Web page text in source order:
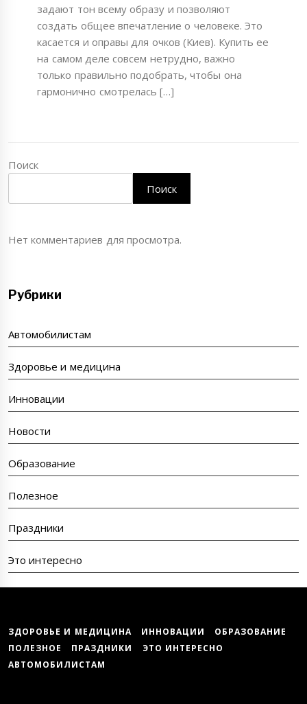
задают тон всему образу и позволяют
создать общее впечатление о человеке. Это
касается и оправы для очков (Киев). Купить ее
на самом деле совсем нетрудно, важно
только правильно подобрать, чтобы она
гармонично смотрелась […]
Поиск
Поиск
Нет комментариев для просмотра.
Рубрики
Автомобилистам
Здоровье и медицина
Инновации
Новости
Образование
Полезное
Праздники
Это интересно
ЗДОРОВЬЕ И МЕДИЦИНА ИННОВАЦИИ
ОБРАЗОВАНИЕ
ПОЛЕЗНОЕ
ПРАЗДНИКИ
ЭТО ИНТЕРЕСНО
АВТОМОБИЛИСТАМ